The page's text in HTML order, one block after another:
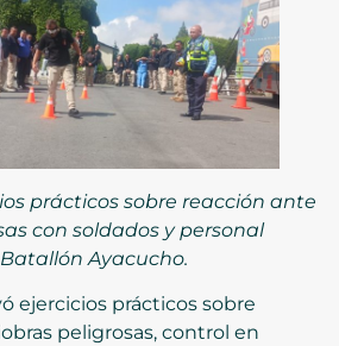
prácticos sobre reacción ante
con soldados y personal
Ayacucho.
ejercicios prácticos sobre
peligrosas, control en